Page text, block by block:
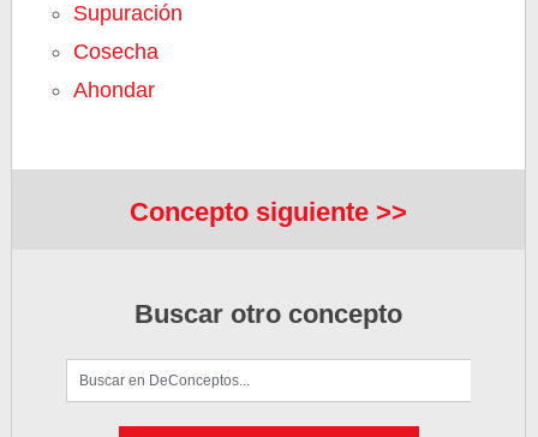
Supuración
Cosecha
Ahondar
Concepto siguiente >>
Buscar otro concepto